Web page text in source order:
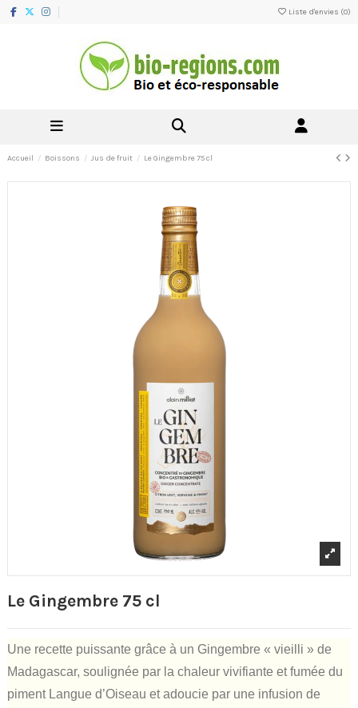
Liste d'envies (0)
Accueil Boissons Jus de fruit Le Gingembre 75 cl
Le Gingembre 75 cl
Une recette puissante grâce à un Gingembre « vieilli » de
Madagascar, soulignée par la chaleur vivifiante et fumée du
piment Langue d’Oiseau et adoucie par une infusion de